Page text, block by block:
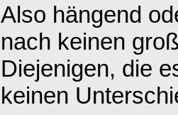
Onlinestatus verstecken.
Also hängend
nach keinen
Diejenigen, die
keinen